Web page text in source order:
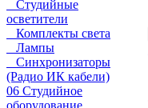
Студийные
осветители
Комплекты света
Лампы
Синхронизаторы
(Радио ИК кабели)
06 Студийное
оборудование